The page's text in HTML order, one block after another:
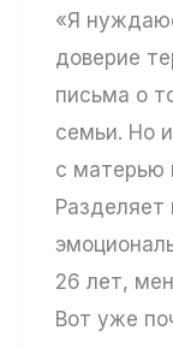
«Я
доверие
письма о
семьи. Но
с матерью
Разделяет
26 лет,
Вот уже